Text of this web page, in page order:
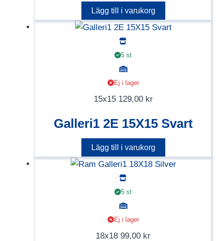
Lägg till i varukorg
5 st
Ej i lager
15x15 129,00 kr
Galleri1 2E 15X15 Svart
Lägg till i varukorg
5 st
Ej i lager
18x18 99,00 kr